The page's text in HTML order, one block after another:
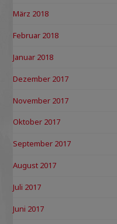
März 2018
Februar 2018
Januar 2018
Dezember 2017
November 2017
Oktober 2017
September 2017
August 2017
Juli 2017
Juni 2017